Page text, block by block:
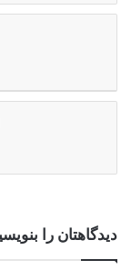
دیدگاهتان را